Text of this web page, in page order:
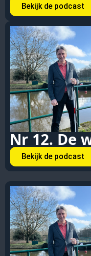
Bekijk de podcast
Nr 12. De
Bekijk de podcast